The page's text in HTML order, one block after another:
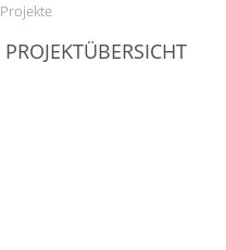
Projekte
PROJEKTÜBERSICHT